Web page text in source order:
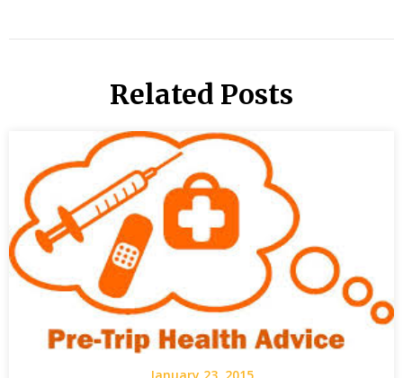
Related Posts